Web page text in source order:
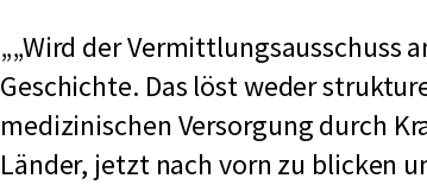
„Wird der Vermittlungsausschuss
Geschichte. Das löst weder
medizinischen Versorgung durch
Länder, jetzt nach vorn zu blicken